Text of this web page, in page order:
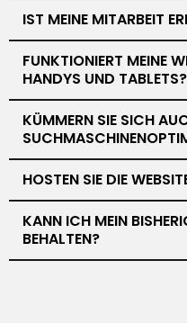
IST MEINE MITARBEIT
FUNKTIONIERT MEINE
HANDYS UND TABLETS?
KÜMMERN SIE SICH
HOSTEN SIE DIE
KANN ICH MEIN
BEHALTEN?